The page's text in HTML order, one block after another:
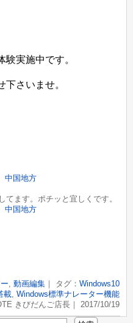
験実施中です。
下さいませ。
ます。ポチッと宜しくです。
動画編集｜ タグ： Windows10
載, Windows標準ナレーター機能
きびだんご店長｜ 2017/10/19